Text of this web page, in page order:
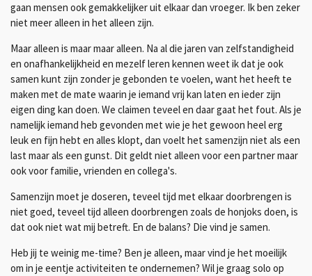
gaan mensen ook gemakkelijker uit elkaar dan vroeger. Ik ben zeker
niet meer alleen in het alleen zijn.
Maar alleen is maar maar alleen. Na al die jaren van zelfstandigheid
en onafhankelijkheid en mezelf leren kennen weet ik dat je ook
samen kunt zijn zonder je gebonden te voelen, want het heeft te
maken met de mate waarin je iemand vrij kan laten en ieder zijn
eigen ding kan doen. We claimen teveel en daar gaat het fout. Als je
namelijk iemand heb gevonden met wie je het gewoon heel erg
leuk en fijn hebt en alles klopt, dan voelt het samenzijn niet als een
last maar als een gunst. Dit geldt niet alleen voor een partner maar
ook voor familie, vrienden en collega's.
Samenzijn moet je doseren, teveel tijd met elkaar doorbrengen is
niet goed, teveel tijd alleen doorbrengen zoals de honjoks doen, is
dat ook niet wat mij betreft. En de balans? Die vind je samen.
Heb jij te weinig me-time? Ben je alleen, maar vind je het moeilijk
om in je eentje activiteiten te ondernemen? Wil je graag solo op